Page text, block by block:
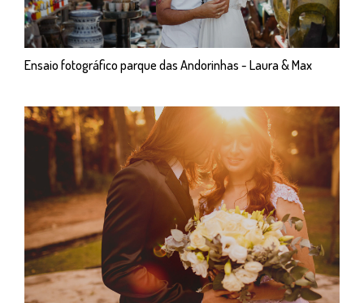
Ensaio fotográfico parque das Andorinhas - Laura & Max